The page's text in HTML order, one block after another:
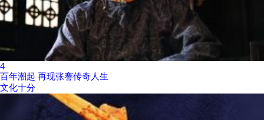
4
百年潮起 再现张謇传奇人生
文化十分